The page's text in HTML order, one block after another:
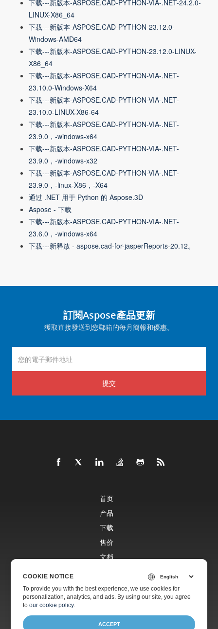
下载---新版本-ASPOSE.CAD-PYTHON-VIA-.NET-24.2.0-
LINUX-X86_64
下载---新版本-ASPOSE.CAD-PYTHON-23.12.0-
Windows-AMD64
下载---新版本-ASPOSE.CAD-PYTHON-23.12.0-LINUX-
X86_64
下载---新版本-ASPOSE.CAD-PYTHON-VIA-.NET-
23.10.0-Windows-X64
下载---新版本-ASPOSE.CAD-PYTHON-VIA-.NET-
23.10.0-LINUX-X86-64
下载---新版本-ASPOSE.CAD-PYTHON-VIA-.NET-
23.9.0，-windows-x64
下载---新版本-ASPOSE.CAD-PYTHON-VIA-.NET-
23.9.0，-windows-x32
下载---新版本-ASPOSE.CAD-PYTHON-VIA-.NET-
23.9.0，-linux-X86，-X64
通过 .NET 用于 Python 的 Aspose.3D
Aspose - 下载
下载---新版本-ASPOSE.CAD-PYTHON-VIA-.NET-
23.6.0，-windows-x64
下载---新释放 - aspose.cad-for-jasperReports-20.12。
訂閱Aspose產品更新
獲取直接發送到您郵箱的每月簡報和優惠。
提交
首页
产品
下载
售价
文档
付费支持
COOKIE NOTICE
To provide you with the best experience, we use cookies for
personalization, analytics, and ads. By using our site, you agree
toour cookie policy.
ACCEPT